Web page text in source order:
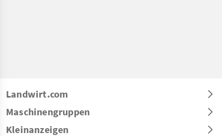
Landwirt.com
Maschinengruppen
Kleinanzeigen